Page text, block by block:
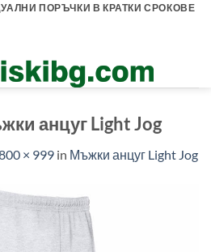
ПОРЪЧКИ В КРАТКИ СРОКОВЕ
анцуг Light Jog
× 999 in Мъжки анцуг Light Jog